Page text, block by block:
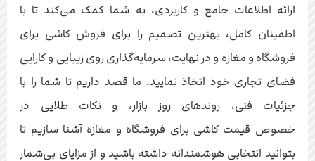
ارائه اطلاعات جامع و کاربردی، به شما کمک می‌کند تا با
اطمینان کامل، بهترین تصمیم را برای فروش کاشی برای
فروشگاه و مغازه و در نهایت، سرمایه‌گذاری روی زیبایی و کارایی
فضای تجاری خود اتخاذ نمایید. ما قصد داریم تا شما را با
جزئیات فنی، روندهای روز بازار، و نکات طلایی در
خصوص قیمت کاشی برای فروشگاه و مغازه آشنا سازیم تا
بتوانید انتخابی هوشمندانه داشته باشید و از مزایای بی‌شمار